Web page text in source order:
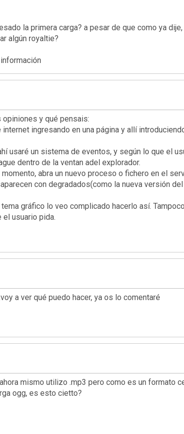
la primera carga? a pesar de que como ya
algún royaltie?
y qué pensais:
ingresando en una página y allí
usaré un sistema de eventos, y según lo que el
dentro de la ventan adel explorador.
abra un nuevo proceso o fichero en el
con degradados(como la nueva versión
gráfico lo veo complicado hacerlo así.
el usuario pida.
a ver qué puedo hacer, ya os lo comentaré
mismo utilizo .mp3 pero como es un formato
ogg, es esto cietto?